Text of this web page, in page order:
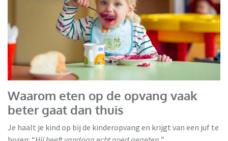
Waarom eten op de opvang vaak
beter gaat dan thuis
Je haalt je kind op bij de kinderopvang en krijgt van een juf te